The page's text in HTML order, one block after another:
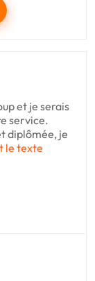
et je serais
service.
diplômée, je
le texte